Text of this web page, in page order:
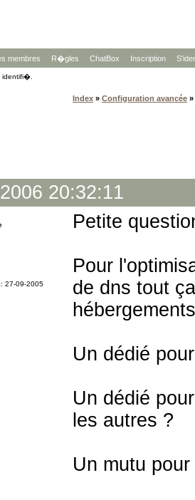
membres R�gles ChatBox Inscription
identifi�.
Index » Configuration avancée
20:32:11
27-09-2005
Petite
Pour
de dns tout
Un dédié
Un dédié
les autres ?
Un mutu